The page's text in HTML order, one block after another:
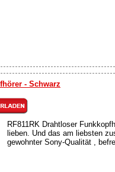
- Schwarz
RF811RK Drahtloser
lieben. Und das am liebsten
gewohnter Sony-Qualität ,